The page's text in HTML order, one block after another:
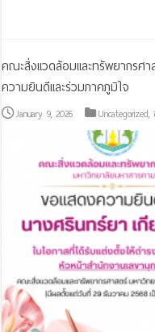
คณะสิ่งแวดล้อมและทรัพยากรศ
ความยินดีและร่วมภาคภูมิใจ
January 9, 2026 Uncategorized,